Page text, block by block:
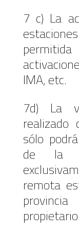
7 c) La
IMA, etc.
7d) La
realizado
sólo
de la
remota
propietario.